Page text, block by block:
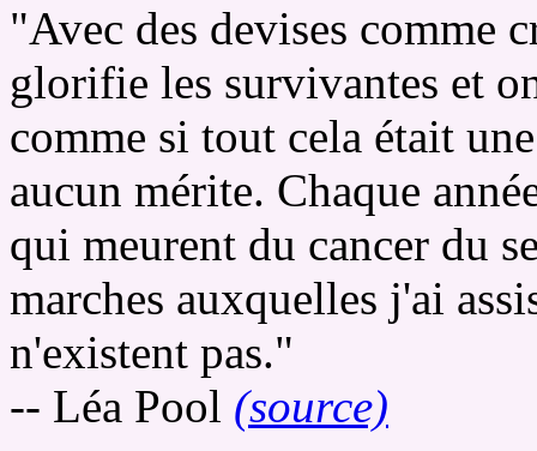
"Avec des devises comme
glorifie les survivantes et
comme si tout cela était
aucun mérite. Chaque
qui meurent du cancer du
marches auxquelles j'ai
n'existent pas."
-- Léa Pool (source)